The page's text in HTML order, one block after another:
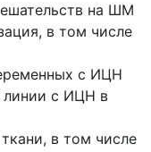
на ШМ
в том числе
с ИЦН
линии с ИЦН в
в том числе